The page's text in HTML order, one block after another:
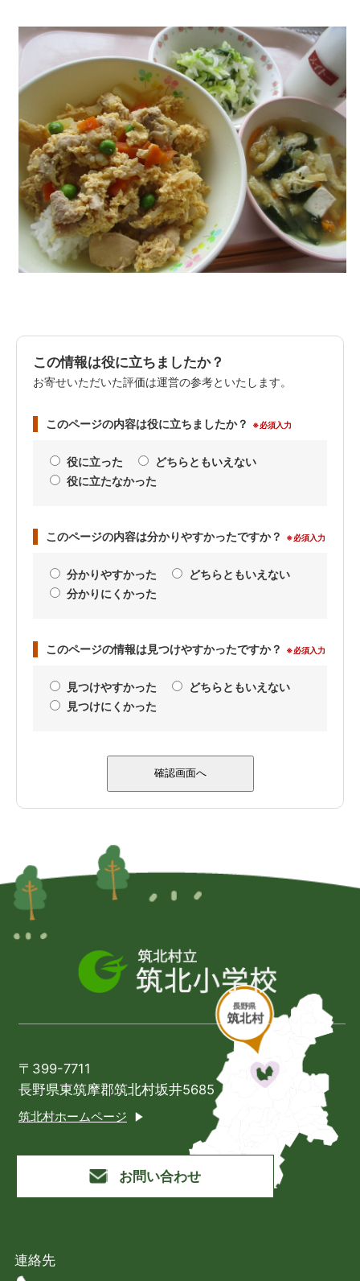
この情報は役に立ちましたか？
お寄せいただいた評価は運営の参考といたします。
このページの内容は役に立ちましたか？ ※必須入力
役に立った
どちらともいえない
役に立たなかった
このページの内容は分かりやすかったですか？ ※必須入力
分かりやすかった
どちらともいえない
分かりにくかった
このページの情報は見つけやすかったですか？ ※必須入力
見つけやすかった
どちらともいえない
見つけにくかった
〒399-7711
長野県東筑摩郡筑北村坂井5685
筑北村ホームページ
お問い合わせ
連絡先